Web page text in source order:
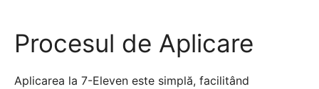
Procesul de Aplicare
Aplicarea la 7-Eleven este simplă, facilitând